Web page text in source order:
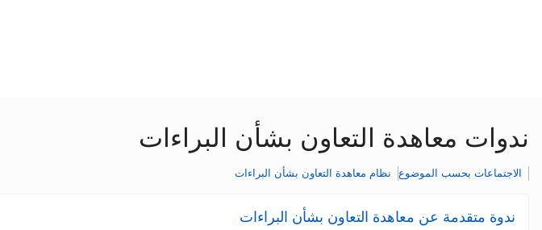
ندوات معاهدة التعاون بشأن البراءات
الاجتماعات بحسب الموضوع نظام معاهدة التعاون بشأن البراءات
ندوة متقدمة عن معاهدة التعاون بشأن البراءات